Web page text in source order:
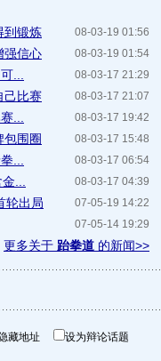
08-03-19 01:56
到锻炼
08-03-19 01:54
强信心
08-03-17 21:29
...
08-03-17 21:07
己比赛
08-03-17 19:42
...
08-03-17 15:48
包围圈
08-03-17 06:54
...
08-03-17 04:39
...
07-05-19 14:22
轮出局
07-05-14 19:29
更多关于 跆拳道 的新闻>>
藏地址 设为辩论话题